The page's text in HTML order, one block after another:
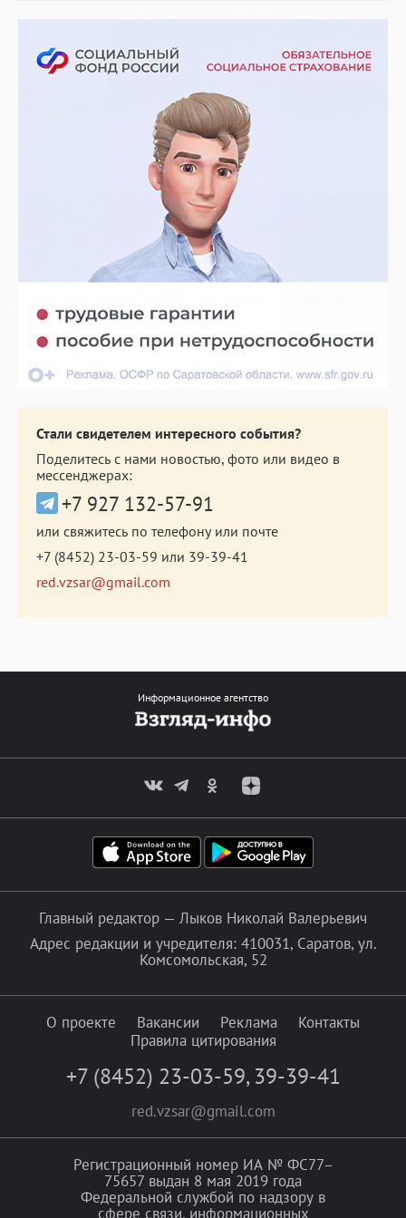
Стали свидетелем интересного события?
Поделитесь с нами новостью, фото или видео в
мессенджерах:
+7 927 132-57-91
или свяжитесь по телефону или почте
+7 (8452) 23-03-59 или 39-39-41
red.vzsar@gmail.com
Информационное агентство
Главный редактор — Лыков Николай Валерьевич
Адрес редакции и учредителя: 410031, Саратов, ул.
Комсомольская, 52
О проекте Вакансии Реклама
Контакты
Правила цитирования
+7 (8452) 23-03-59, 39-39-41
red.vzsar@gmail.com
Регистрационный номер ИА № ФС77–
75657 выдан 8 мая 2019 года
Федеральной службой по надзору в
сфере связи, информационных